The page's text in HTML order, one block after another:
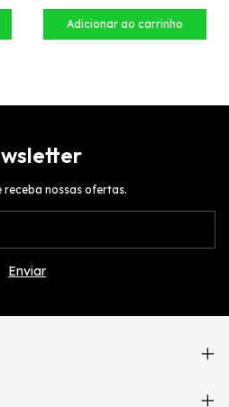
receba nossas ofertas.